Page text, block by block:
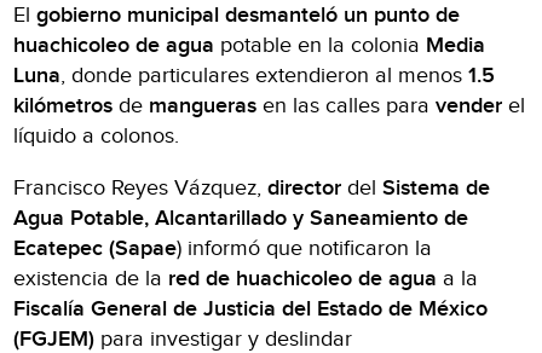
Elgobierno municipal desmanteló un punto de
huachicoleo de agua potable en la colonia Media
Luna, donde particulares extendieron al menos1.5
kilómetros de mangueras en las calles paravender el
líquido a colonos.
Francisco Reyes Vázquez,director delSistema de
Agua Potable, Alcantarillado y Saneamiento de
Ecatepec (Sapae) informó que notificaron la
existencia de la red de huachicoleo de agua a la
Fiscalía General de Justicia del Estado de México
(FGJEM) para investigar y deslindar